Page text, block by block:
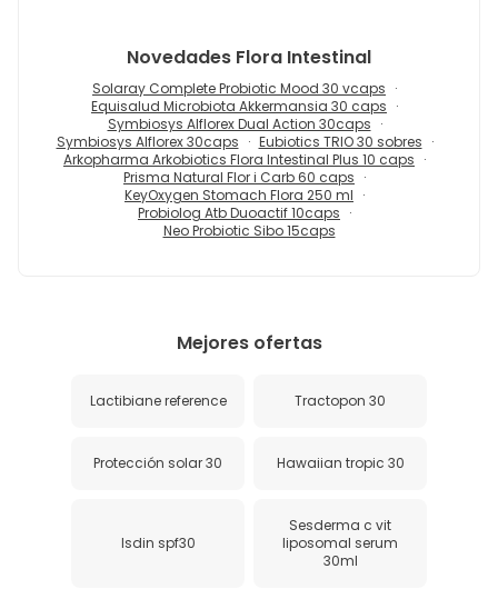
Novedades Flora Intestinal
Solaray Complete Probiotic Mood 30 vcaps
Equisalud Microbiota Akkermansia 30 caps
Symbiosys Alflorex Dual Action 30caps
Symbiosys Alflorex 30caps
Eubiotics TRIO 30 sobres
Arkopharma Arkobiotics Flora Intestinal Plus 10 caps
Prisma Natural Flor i Carb 60 caps
KeyOxygen Stomach Flora 250 ml
Probiolog Atb Duoactif 10caps
Neo Probiotic Sibo 15caps
Mejores ofertas
Lactibiane reference Tractopon 30
Protección solar 30 Hawaiian tropic 30
Isdin spf30
Sesderma c vit
liposomal serum
30ml